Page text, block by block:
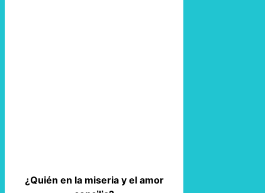
¿Quién en la miseria y el amor